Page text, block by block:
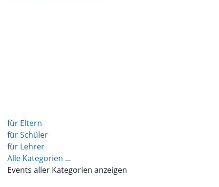
für Eltern
für Schüler
für Lehrer
Alle Kategorien ...
Events aller Kategorien anzeigen